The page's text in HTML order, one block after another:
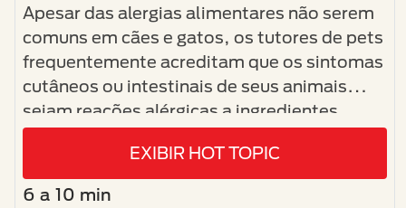
Apesar das alergias alimentares não serem
comuns em cães e gatos, os tutores de pets
frequentemente acreditam que os sintomas
cutâneos ou intestinais de seus animais
sejam reações alérgicas a ingredientes
alimentares específicos.
EXIBIR HOT TOPIC
6 a 10 min